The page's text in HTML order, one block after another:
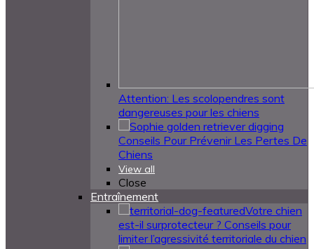
Attention: Les scolopendres sont
dangereuses pour les chiens
Conseils Pour Prévenir Les Pertes De
Chiens
View all
Close
Entraînement
Votre chien
est-il surprotecteur ? Conseils pour
limiter l’agressivité territoriale du chien